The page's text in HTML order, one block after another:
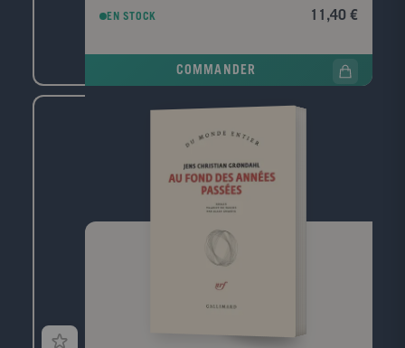
formelle, liant l'intime à l'épique, au mythologique, et
poèmes publiés dans la collection "Du monde entier"
chronologique, auxquels s'ajoute une sélection de
EN STOCK 11,40 €
COMMANDER